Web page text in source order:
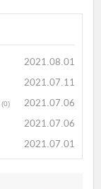
2021.08.01
2021.07.11
(0)
2021.07.06
2021.07.06
2021.07.01